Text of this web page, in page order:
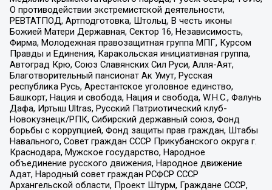
О противодействии экстремистской деятельности,
РЕВТАТПОД, Артподготовка, Штольц, В честь иконы
Божией Матери Державная, Сектор 16, Независимость,
Фирма, Молодежная правозащитная группа МПГ, Курсом
Правды и Единения, Каракольская инициативная группа,
Автоград Крю, Союз Славянских Сил Руси, Алля-Аят,
Благотворительный пансионат Ак Умут, Русская
республика Русь, Арестантское уголовное единство,
Башкорт, Нация и свобода, Нация и свобода, W.H.С., Фалунь
Дафа, Иртыш Ultras, Русский Патриотический клуб-
Новокузнецк/РПК, Сибирский державный союз, Фонд
борьбы с коррупцией, Фонд защиты прав граждан, Штабы
Навального, Совет граждан СССР Прикубанского округа г.
Краснодара, Мужское государство, Народное
объединение русского движения, Народное движение
Адат, Народный совет граждан РСФСР СССР
Архангельской области, Проект Штурм, Граждане СССР,